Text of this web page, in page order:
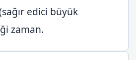
edici büyük
zaman.